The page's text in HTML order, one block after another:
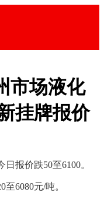
市场液化
挂牌报价
报价跌50至6100。
6080元/吨。